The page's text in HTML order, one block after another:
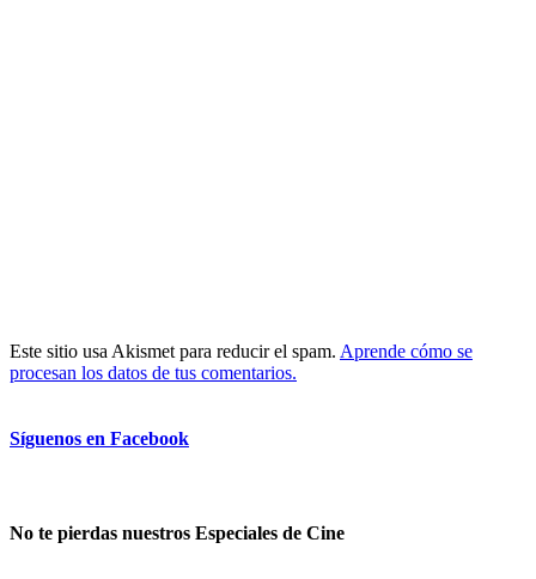
Este sitio usa Akismet para reducir el spam. Aprende cómo se
procesan los datos de tus comentarios.
Síguenos en Facebook
No te pierdas nuestros Especiales de Cine